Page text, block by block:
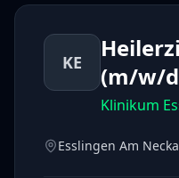
KE
(m/w/
Klinikum
Esslingen Am